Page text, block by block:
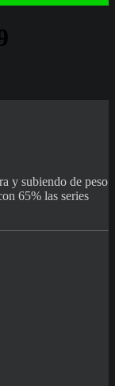
y subiendo de peso
65% las series